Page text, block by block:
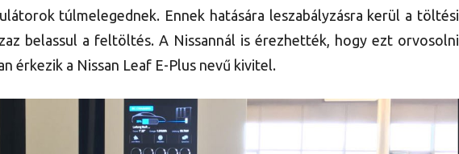
túlmelegednek. Ennek hatására leszabályzásra kerül a töltési
belassul a feltöltés. A Nissannál is érezhették, hogy ezt orvosolni
érkezik a Nissan Leaf E-Plus nevű kivitel.